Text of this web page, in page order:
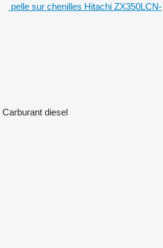
pelle sur chenilles Hitachi ZX350LCN-
Carburant diesel